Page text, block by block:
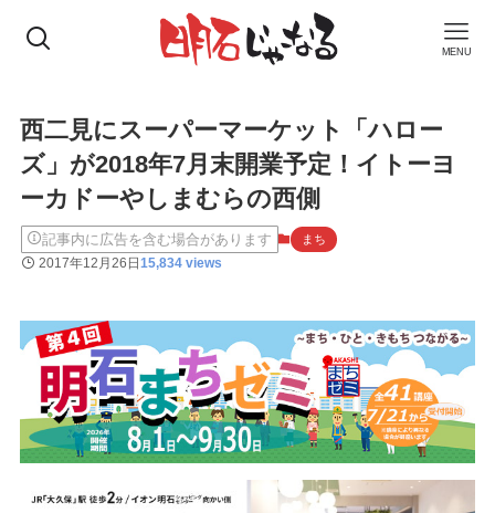
MENU
西二見にスーパーマーケット「ハロー
ズ」が2018年7月末開業予定！イトーヨ
ーカドーやしまむらの西側
記事内に広告を含む場合があります まち
2017年12月26日15,834 views